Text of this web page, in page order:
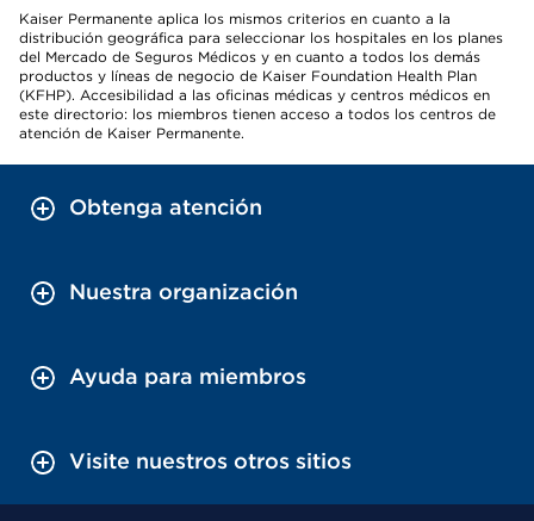
Kaiser Permanente aplica los mismos criterios en cuanto a la
distribución geográfica para seleccionar los hospitales en los planes
del Mercado de Seguros Médicos y en cuanto a todos los demás
productos y líneas de negocio de Kaiser Foundation Health Plan
(KFHP). Accesibilidad a las oficinas médicas y centros médicos en
este directorio: los miembros tienen acceso a todos los centros de
atención de Kaiser Permanente.
Obtenga atención
Nuestra organización
Ayuda para miembros
Visite nuestros otros sitios